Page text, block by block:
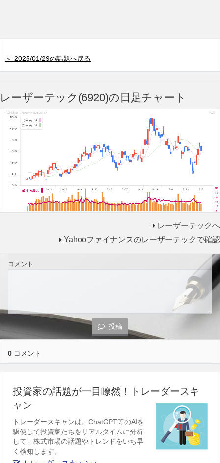
＜ 2025/01/29の話題へ戻る
レーザーテック(6920)の日足チャート
レーザーテックへ
Yahooファイナンスのレーザーテックで確認
コメント
投稿
0 コメント
投資家の話題が一目瞭然！トレーダースキ
ャン
トレーダースキャンは、ChatGPT等のAIを
駆使して投資家たちをリアルタイムに分析
して、株式市場の話題やトレンドをいち早
く検知します。